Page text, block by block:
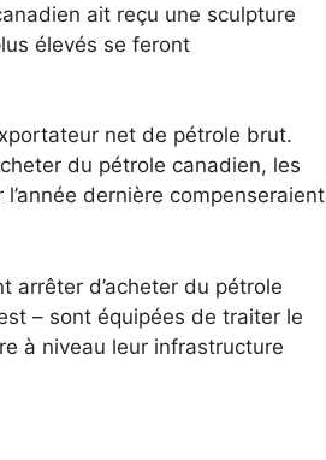
ait reçu une sculpture
élevés se feront
net de pétrole brut.
du pétrole canadien, les
dernière compenseraient
arrêter d’acheter du pétrole
– sont équipées de traiter le
à niveau leur infrastructure